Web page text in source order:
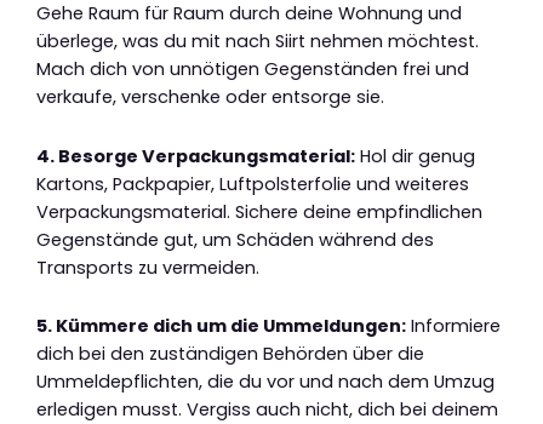
Gehe Raum für Raum durch deine Wohnung und
überlege, was du mit nach Siirt nehmen möchtest.
Mach dich von unnötigen Gegenständen frei und
verkaufe, verschenke oder entsorge sie.
4. Besorge Verpackungsmaterial: Hol dir genug
Kartons, Packpapier, Luftpolsterfolie und weiteres
Verpackungsmaterial. Sichere deine empfindlichen
Gegenstände gut, um Schäden während des
Transports zu vermeiden.
5. Kümmere dich um die Ummeldungen: Informiere
dich bei den zuständigen Behörden über die
Ummeldepflichten, die du vor und nach dem Umzug
erledigen musst. Vergiss auch nicht, dich bei deinem